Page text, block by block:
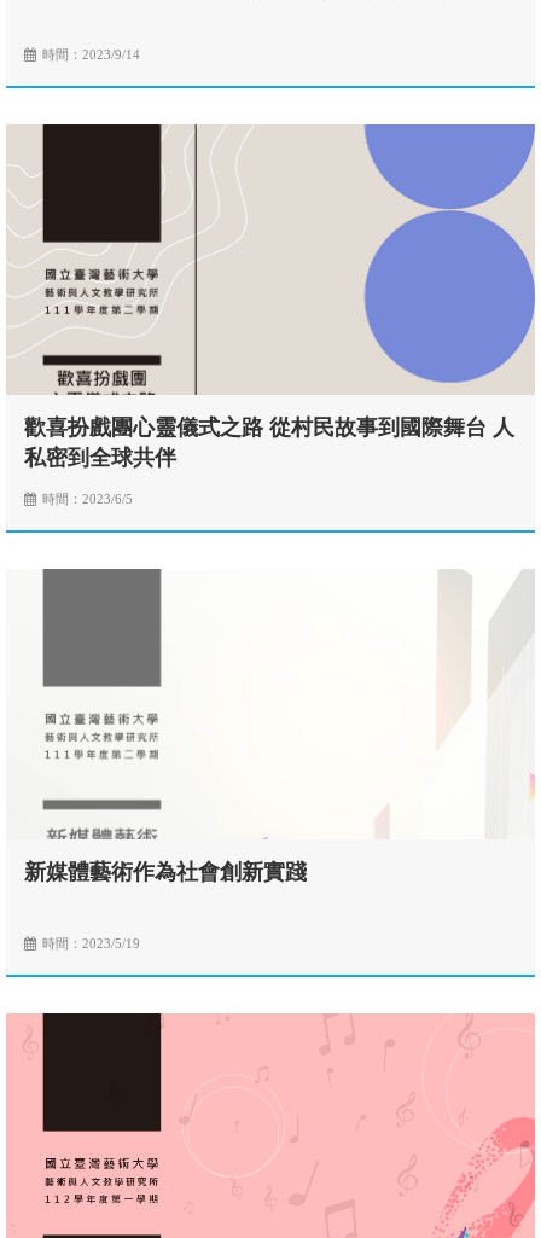
時間：2023/9/14
歡喜扮戲團心靈儀式之路 從村民故事到國際舞台 人
私密到全球共伴
時間：2023/6/5
新媒體藝術作為社會創新實踐
時間：2023/5/19